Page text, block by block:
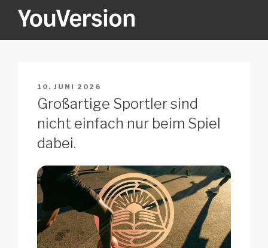
Inhalt
YOUVERSION
VERÖFFENTLICHT
AM
10. JUNI 2026
Großartige Sportler sind
nicht einfach nur beim Spiel
dabei.